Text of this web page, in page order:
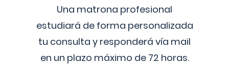
Una matrona profesional
estudiará de forma personalizada
tu consulta y responderá vía mail
en un plazo máximo de 72 horas.